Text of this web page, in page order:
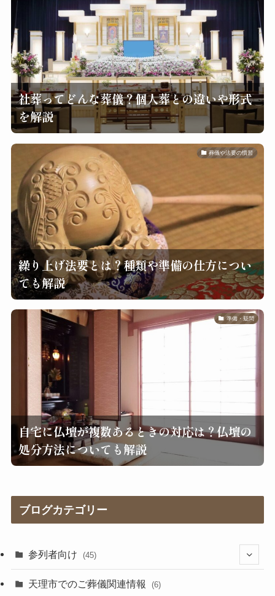
社葬ってどんな葬儀？個人葬との違いや形式
を解説
葬儀や法要の慣習
繰り上げ法要とは？種類や準備の仕方につい
ても解説
準備・疑問
自宅に仏壇が複数あるときの対応は？仏壇の
処分方法についても解説
ブログカテゴリー
参列者向け (45)
(25)
天理市でのご葬儀関連情報 (6)